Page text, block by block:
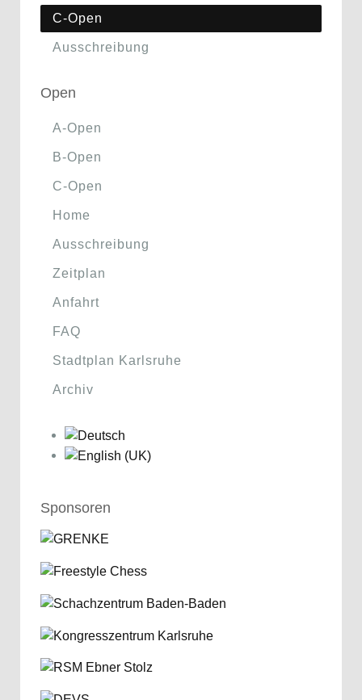
C-Open
Ausschreibung
Open
A-Open
B-Open
C-Open
Home
Ausschreibung
Zeitplan
Anfahrt
FAQ
Stadtplan Karlsruhe
Archiv
Sponsoren